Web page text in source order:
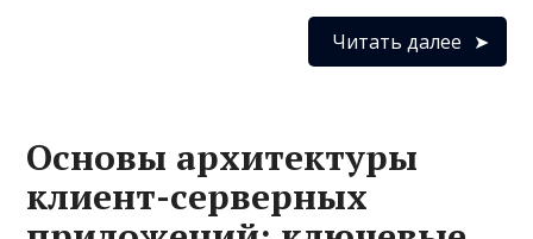
Читать далее
Основы архитектуры
клиент-серверных